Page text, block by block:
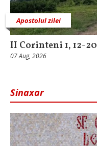
Apostolul zilei
II Corinteni 1, 12-20
07 Aug, 2026
Sinaxar